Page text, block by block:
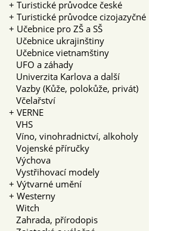
+ Turistické průvodce české
+ Turistické průvodce cizojazyčné
+ Učebnice pro ZŠ a SŠ
Učebnice ukrajinštiny
Učebnice vietnamštiny
UFO a záhady
Univerzita Karlova a další
Vazby (Kůže, polokůže, privát)
Včelařství
+ VERNE
VHS
Víno, vinohradnictví, alkoholy
Vojenské příručky
Výchova
Vystřihovací modely
+ Výtvarné umění
+ Westerny
Witch
Zahrada, přírodopis